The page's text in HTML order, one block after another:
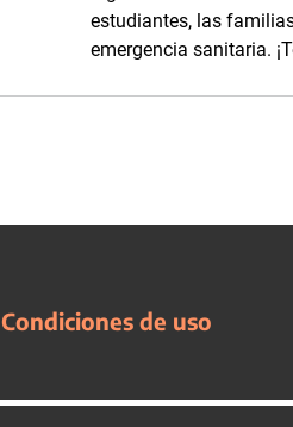
estudiantes, las
emergencia sanitaria.
Condiciones de uso